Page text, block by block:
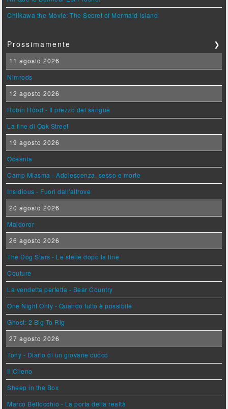
Chiikawa the Movie: The Secret of Mermaid Island
Prossimamente ❯
11 agosto 2026
Nimrods
12 agosto 2026
Robin Hood - Il prezzo del sangue
La fine di Oak Street
19 agosto 2026
Oceania
Camp Miasma - Adolescenza, sesso e morte
Insidious - Fuori dall'altrove
20 agosto 2026
Maldoror
26 agosto 2026
The Dog Stars - Le stelle dopo la fine
Couture
La vendetta perfetta - Bear Country
One Night Only - Quando tutto è possibile
Ghost: 2 Big To Rig
27 agosto 2026
Tony - Diario di un giovane cuoco
Il Cileno
Sheep in the Box
Marco Bellocchio - La porta della realtà